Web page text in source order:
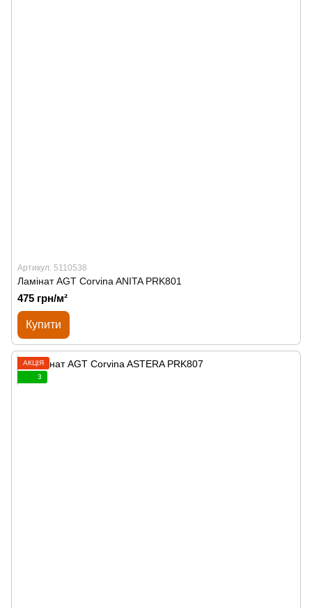
Артикул: 5110538
Ламінат AGT Corvina ANITA PRK801
475 грн/м²
Купити
АКЦІЯ
3